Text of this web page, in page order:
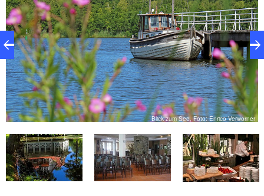
Blick zum See, Foto: Enrico Verworner